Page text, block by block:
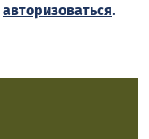
авторизоваться.